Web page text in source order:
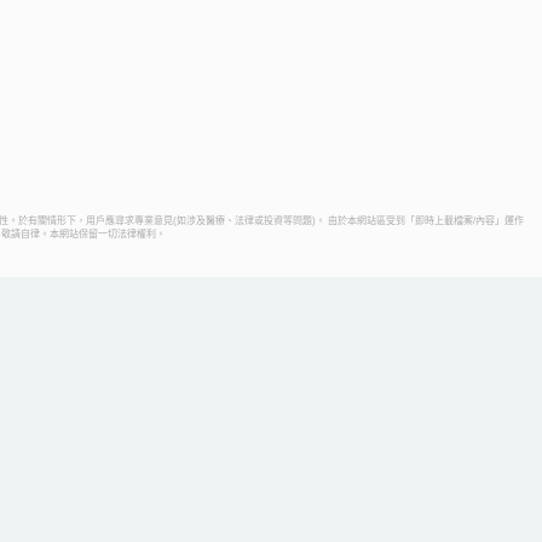
於有關情形下，用戶應尋求專業意見(如涉及醫療、法律或投資等問題)。 由於本網站區受到「即時上載檔案/內容」運作
請自律。本網站保留一切法律權利。